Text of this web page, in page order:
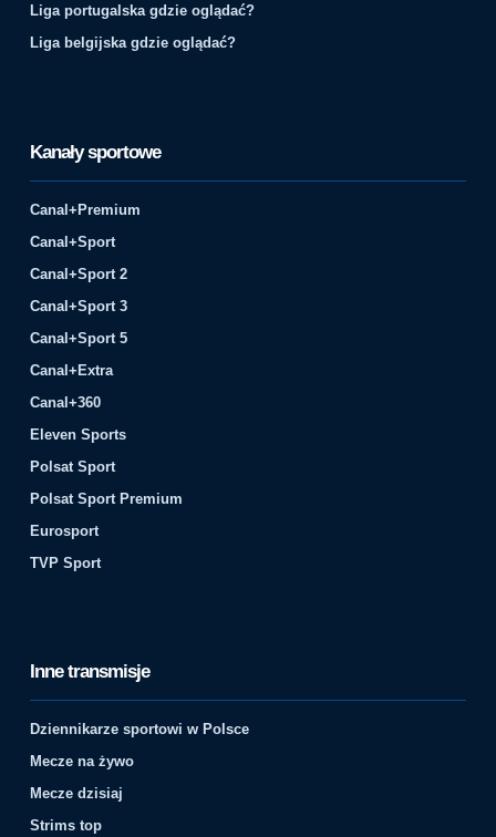
Liga portugalska gdzie oglądać?
Liga belgijska gdzie oglądać?
Kanały sportowe
Canal+Premium
Canal+Sport
Canal+Sport 2
Canal+Sport 3
Canal+Sport 5
Canal+Extra
Canal+360
Eleven Sports
Polsat Sport
Polsat Sport Premium
Eurosport
TVP Sport
Inne transmisje
Dziennikarze sportowi w Polsce
Mecze na żywo
Mecze dzisiaj
Strims top